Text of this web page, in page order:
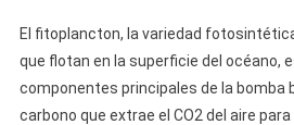
El fitoplancton, la variedad
que flotan en la superficie del océano,
componentes principales de la bomba
carbono que extrae el CO2 del aire